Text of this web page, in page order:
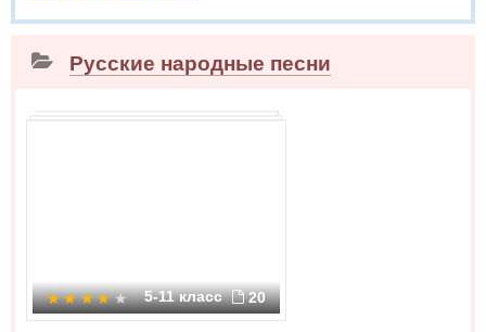
Русские народные песни
5-11 класс 20